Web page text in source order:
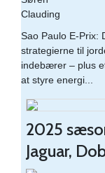
Sao Paulo E-Prix:
strategierne til
indebærer – plus
at styre energi...
2025
Jaguar,